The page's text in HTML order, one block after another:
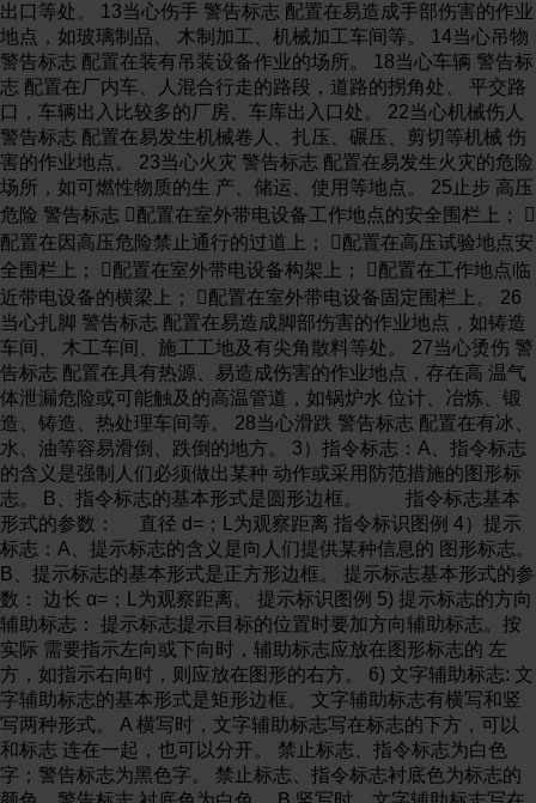
出口等处。 13当心伤手 警告标志 配置在易造成手部伤害的作业
地点，如玻璃制品、 木制加工、机械加工车间等。 14当心吊物
警告标志 配置在装有吊装设备作业的场所。 18当心车辆 警告标
志 配置在厂内车、人混合行走的路段，道路的拐角处、 平交路
口，车辆出入比较多的厂房、车库出入口处。 22当心机械伤人
警告标志 配置在易发生机械卷人、扎压、碾压、剪切等机械 伤
害的作业地点。 23当心火灾 警告标志 配置在易发生火灾的危险
场所，如可燃性物质的生 产、储运、使用等地点。 25止步 高压
危险 警告标志 配置在室外带电设备工作地点的安全围栏上； 
配置在因高压危险禁止通行的过道上； 配置在高压试验地点安
全围栏上； 配置在室外带电设备构架上； 配置在工作地点临
近带电设备的横梁上； 配置在室外带电设备固定围栏上。 26
当心扎脚 警告标志 配置在易造成脚部伤害的作业地点，如铸造
车间、 木工车间、施工工地及有尖角散料等处。 27当心烫伤 警
告标志 配置在具有热源、易造成伤害的作业地点，存在高 温气
体泄漏危险或可能触及的高温管道，如锅炉水 位计、冶炼、锻
造、铸造、热处理车间等。 28当心滑跌 警告标志 配置在有冰、
水、油等容易滑倒、跌倒的地方。 3）指令标志：A、指令标志
的含义是强制人们必须做出某种 动作或采用防范措施的图形标
志。 B、指令标志的基本形式是圆形边框。 指令标志基本
形式的参数： 直径 d=；L为观察距离 指令标识图例 4）提示
标志：A、提示标志的含义是向人们提供某种信息的 图形标志。
B、提示标志的基本形式是正方形边框。 提示标志基本形式的参
数： 边长 α=；L为观察距离。 提示标识图例 5) 提示标志的方向
辅助标志： 提示标志提示目标的位置时要加方向辅助标志。按
实际 需要指示左向或下向时，辅助标志应放在图形标志的 左
方，如指示右向时，则应放在图形的右方。 6) 文字辅助标志: 文
字辅助标志的基本形式是矩形边框。 文字辅助标志有横写和竖
写两种形式。 A 横写时，文字辅助标志写在标志的下方，可以
和标志 连在一起，也可以分开。 禁止标志、指令标志为白色
字；警告标志为黑色字。 禁止标志、指令标志衬底色为标志的